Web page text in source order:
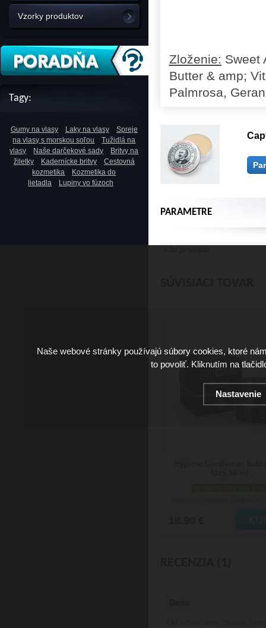
Vzorky produktov
Tagy:
Gumy na vlasy Laky na vlasy
Spreje
na vlasy s morskou soľou
Tužidlá na
vlasy
Naše darčekové sady
Britvy na
žiletky
Kadernícke britvy
Cestovná
kozmetika
Kozmetika do
lietadla
Lupiny vo fúzoch
Zloženie: Sweet
Butter & amp;
Palmrosa,
PARAMETRE
Naše webové stránky používajú súbory cookies, ktoré
to povoliť. Kliknutím na
Nastavenie